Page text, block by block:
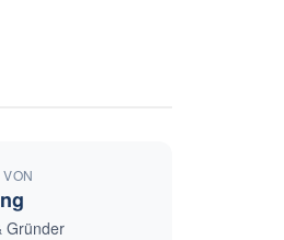
Gründer